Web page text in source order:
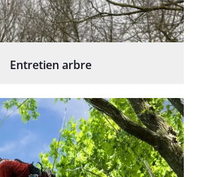
Entretien arbre